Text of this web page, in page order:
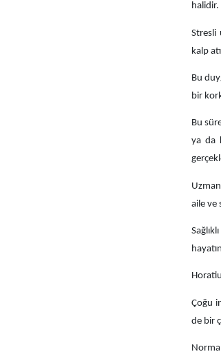
Stresli
kalp
Bu
bir
Bu
ya da
aile ve
Çoğu
de bir